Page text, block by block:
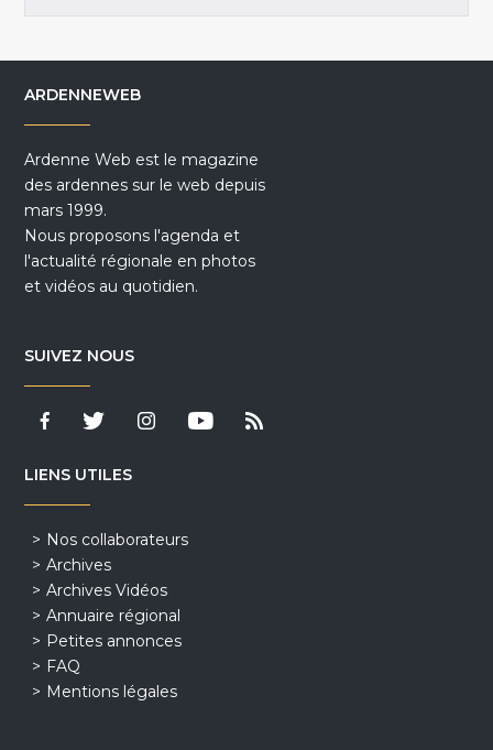
ARDENNEWEB
Ardenne Web est le magazine
des ardennes sur le web depuis
mars 1999.
Nous proposons l'agenda et
l'actualité régionale en photos
et vidéos au quotidien.
SUIVEZ NOUS
LIENS UTILES
Nos collaborateurs
Archives
Archives Vidéos
Annuaire régional
Petites annonces
FAQ
Mentions légales